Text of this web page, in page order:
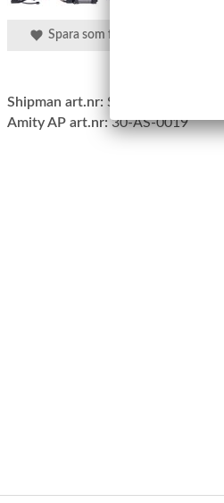
Spara som favorit
Shipman art.nr: SBLF604
Amity AP art.nr: 30-AS-0019